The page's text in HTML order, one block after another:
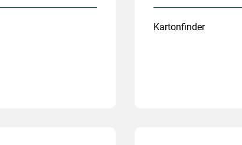
Kartonfinder